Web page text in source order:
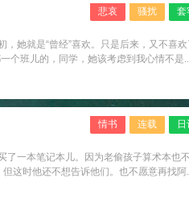
悲哀 骚扰 套
她就是“曾经”喜欢。只是后来，又不喜
个班儿的，同学，她该考虑到我心情不是
情书 连载
一本笔记本儿。因为老偷孩子算术本也
这时他还不想告诉他们。也不愿意再找阿